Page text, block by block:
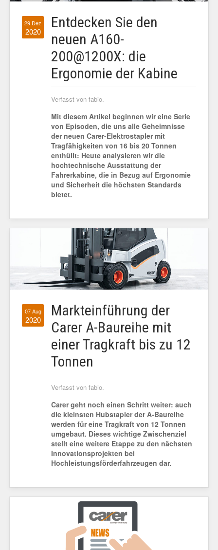
29 Dez
2020
Entdecken Sie den
neuen A160-
200@1200X: die
Ergonomie der Kabine
Verfasst von fabio.
Mit diesem Artikel beginnen wir eine Serie
von Episoden, die uns alle Geheimnisse
der neuen Carer-Elektrostapler mit
Tragfähigkeiten von 16 bis 20 Tonnen
enthüllt: Heute analysieren wir die
hochtechnische Ausstattung der
Fahrerkabine, die in Bezug auf Ergonomie
und Sicherheit die höchsten Standards
bietet.
07 Aug
2020
Markteinführung der
Carer A-Baureihe mit
einer Tragkraft bis zu 12
Tonnen
Verfasst von fabio.
Carer geht noch einen Schritt weiter: auch
die kleinsten Hubstapler der A-Baureihe
werden für eine Tragkraft von 12 Tonnen
umgebaut. Dieses wichtige Zwischenziel
stellt eine weitere Etappe zu den nächsten
Innovationsprojekten bei
Hochleistungsförderfahrzeugen dar.